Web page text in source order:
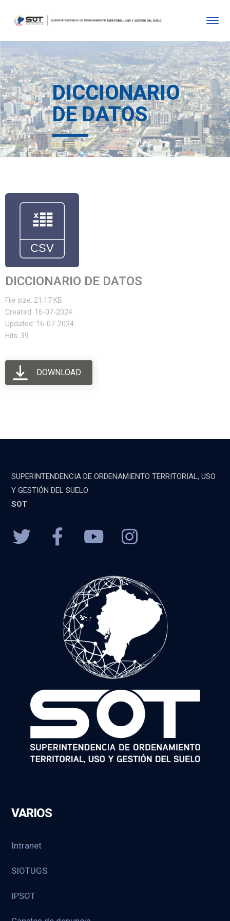
DICCIONARIO
DE DATOS
DICCIONARIO DE DATOS
File size: 21.17 KB
Created: 16-07-2024
Updated: 16-07-2024
Hits: 39
DOWNLOAD
SUPERINTENDENCIA DE ORDENAMIENTO TERRITORIAL, USO
Y GESTIÓN DEL SUELO
SOT
VARIOS
Intranet
SIOTUGS
IPSOT